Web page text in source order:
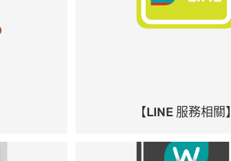
【LINE 服務相關】